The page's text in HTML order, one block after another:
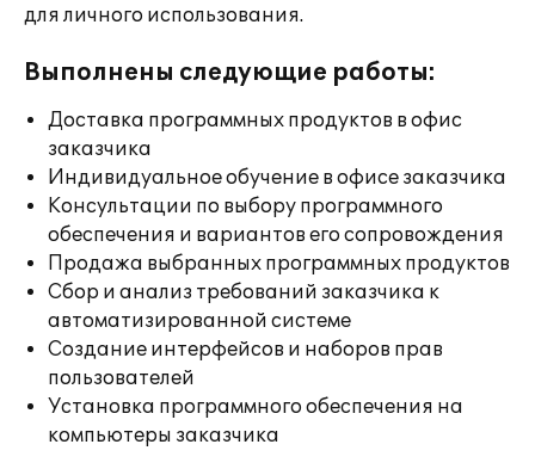
для личного использования.
Выполнены следующие работы:
Доставка программных продуктов в офис
заказчика
Индивидуальное обучение в офисе заказчика
Консультации по выбору программного
обеспечения и вариантов его сопровождения
Продажа выбранных программных продуктов
Сбор и анализ требований заказчика к
автоматизированной системе
Создание интерфейсов и наборов прав
пользователей
Установка программного обеспечения на
компьютеры заказчика